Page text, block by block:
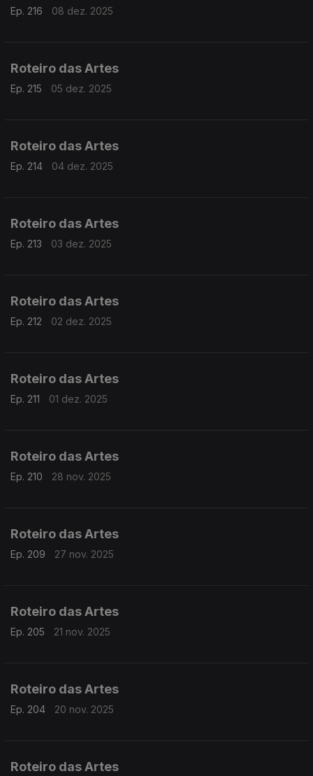
Ep. 216 08 dez. 2025
Roteiro das Artes
Ep. 215 05 dez. 2025
Roteiro das Artes
Ep. 214 04 dez. 2025
Roteiro das Artes
Ep. 213 03 dez. 2025
Roteiro das Artes
Ep. 212 02 dez. 2025
Roteiro das Artes
Ep. 211 01 dez. 2025
Roteiro das Artes
Ep. 210 28 nov. 2025
Roteiro das Artes
Ep. 209 27 nov. 2025
Roteiro das Artes
Ep. 205 21 nov. 2025
Roteiro das Artes
Ep. 204 20 nov. 2025
Roteiro das Artes